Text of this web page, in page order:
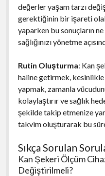
değerler yaşam tarzı
gerektiğinin bir işareti
yaparken bu sonuçların
sağlığınızı yönetme
Rutin Oluşturma: Kan
haline getirmek, kesinlikle
yapmak, zamanla
kolaylaştırır ve sağlık
şekilde takip etmenize
takvim oluşturarak bu
Sıkça Sorulan
Kan Şekeri Ölçüm
Değiştirilmeli?